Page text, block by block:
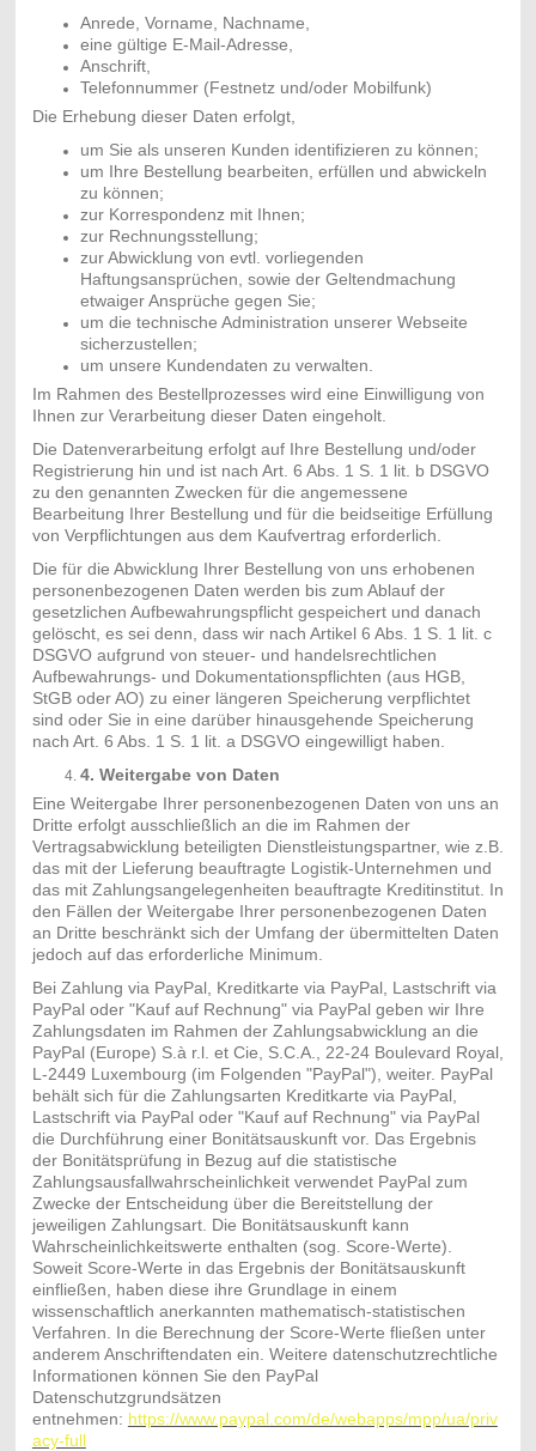
Anrede, Vorname, Nachname,
eine gültige E-Mail-Adresse,
Anschrift,
Telefonnummer (Festnetz und/oder Mobilfunk)
Die Erhebung dieser Daten erfolgt,
um Sie als unseren Kunden identifizieren zu können;
um Ihre Bestellung bearbeiten, erfüllen und abwickeln
zu können;
zur Korrespondenz mit Ihnen;
zur Rechnungsstellung;
zur Abwicklung von evtl. vorliegenden
Haftungsansprüchen, sowie der Geltendmachung
etwaiger Ansprüche gegen Sie;
um die technische Administration unserer Webseite
sicherzustellen;
um unsere Kundendaten zu verwalten.
Im Rahmen des Bestellprozesses wird eine Einwilligung von
Ihnen zur Verarbeitung dieser Daten eingeholt.
Die Datenverarbeitung erfolgt auf Ihre Bestellung und/oder
Registrierung hin und ist nach Art. 6 Abs. 1 S. 1 lit. b DSGVO
zu den genannten Zwecken für die angemessene
Bearbeitung Ihrer Bestellung und für die beidseitige Erfüllung
von Verpflichtungen aus dem Kaufvertrag erforderlich.
Die für die Abwicklung Ihrer Bestellung von uns erhobenen
personenbezogenen Daten werden bis zum Ablauf der
gesetzlichen Aufbewahrungspflicht gespeichert und danach
gelöscht, es sei denn, dass wir nach Artikel 6 Abs. 1 S. 1 lit. c
DSGVO aufgrund von steuer- und handelsrechtlichen
Aufbewahrungs- und Dokumentationspflichten (aus HGB,
StGB oder AO) zu einer längeren Speicherung verpflichtet
sind oder Sie in eine darüber hinausgehende Speicherung
nach Art. 6 Abs. 1 S. 1 lit. a DSGVO eingewilligt haben.
4. Weitergabe von Daten
Eine Weitergabe Ihrer personenbezogenen Daten von uns an
Dritte erfolgt ausschließlich an die im Rahmen der
Vertragsabwicklung beteiligten Dienstleistungspartner, wie z.B.
das mit der Lieferung beauftragte Logistik-Unternehmen und
das mit Zahlungsangelegenheiten beauftragte Kreditinstitut. In
den Fällen der Weitergabe Ihrer personenbezogenen Daten
an Dritte beschränkt sich der Umfang der übermittelten Daten
jedoch auf das erforderliche Minimum.
Bei Zahlung via PayPal, Kreditkarte via PayPal, Lastschrift via
PayPal oder "Kauf auf Rechnung" via PayPal geben wir Ihre
Zahlungsdaten im Rahmen der Zahlungsabwicklung an die
PayPal (Europe) S.à r.l. et Cie, S.C.A., 22-24 Boulevard Royal,
L-2449 Luxembourg (im Folgenden "PayPal"), weiter. PayPal
behält sich für die Zahlungsarten Kreditkarte via PayPal,
Lastschrift via PayPal oder "Kauf auf Rechnung" via PayPal
die Durchführung einer Bonitätsauskunft vor. Das Ergebnis
der Bonitätsprüfung in Bezug auf die statistische
Zahlungsausfallwahrscheinlichkeit verwendet PayPal zum
Zwecke der Entscheidung über die Bereitstellung der
jeweiligen Zahlungsart. Die Bonitätsauskunft kann
Wahrscheinlichkeitswerte enthalten (sog. Score-Werte).
Soweit Score-Werte in das Ergebnis der Bonitätsauskunft
einfließen, haben diese ihre Grundlage in einem
wissenschaftlich anerkannten mathematisch-statistischen
Verfahren. In die Berechnung der Score-Werte fließen unter
anderem Anschriftendaten ein. Weitere datenschutzrechtliche
Informationen können Sie den PayPal
Datenschutzgrundsätzen
entnehmen: https://www.paypal.com/de/webapps/mpp/ua/priv
acy-full